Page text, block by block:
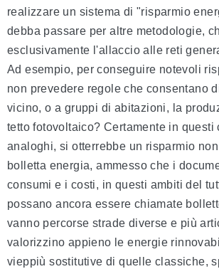
realizzare un sistema di "risparmio
debba passare per altre metodologie,
esclusivamente l'allaccio alle reti
Ad esempio, per conseguire notevoli
non prevedere regole che consentano
vicino, o a gruppi di abitazioni, la
tetto fotovoltaico? Certamente in questi
analoghi, si otterrebbe un risparmio
bolletta energia, ammesso che i
consumi e i costi, in questi ambiti del
possano ancora essere chiamate
vanno percorse strade diverse e più
valorizzino appieno le energie
vieppiù sostitutive di quelle classiche,